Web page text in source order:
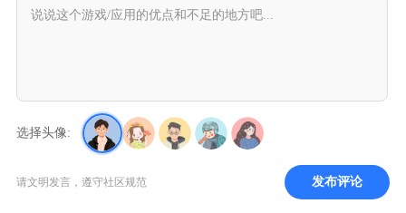
选择头像:
请文明发言，遵守社区规范 发布评论